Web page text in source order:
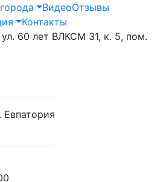
ВидеоОтзывы
Контакты
60 лет ВЛКСМ 31, к. 5, пом.
Евпатория